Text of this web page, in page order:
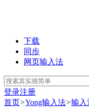
下载
同步
网页输入法
登录注册
首页>Yong输入法>输入